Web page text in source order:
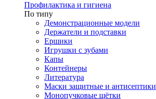
Профилактика и гигиена
По типу
Демонстрационные модели
Держатели и подставки
Ершики
Игрушки с зубами
Капы
Контейнеры
Литература
Маски защитные и антисептики
Монопучковые щётки